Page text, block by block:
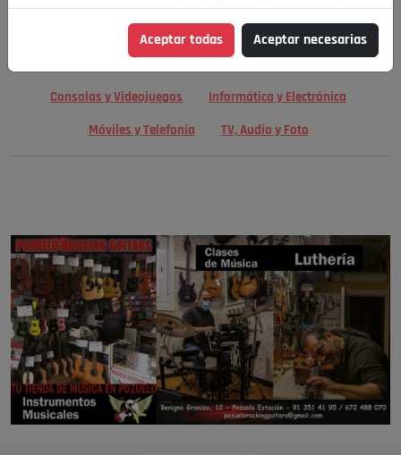
Cine, Libros y Música Coleccionismo Otros
Consolas y Videojuegos Informática y Electrónica
Móviles y Telefonía TV, Audio y Foto
Aceptar todas Aceptar necesarias